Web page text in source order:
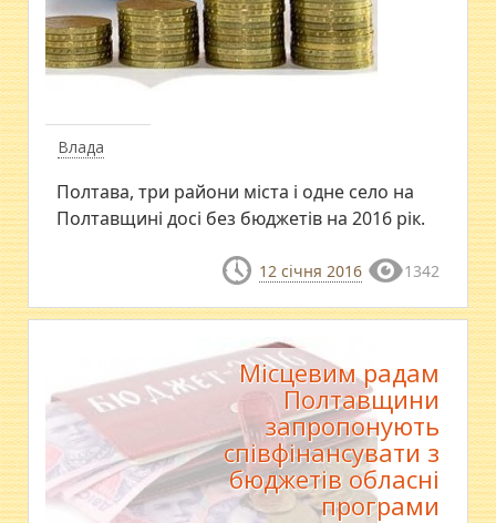
Влада
Полтава, три райони міста і одне село на
Полтавщині досі без бюджетів на 2016 рік.
12 січня 2016 1342
Місцевим радам
Полтавщини
запропонують
співфінансувати з
бюджетів обласні
програми